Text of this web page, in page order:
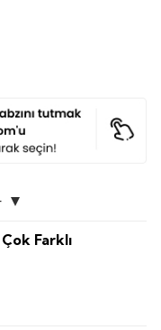
Farklı